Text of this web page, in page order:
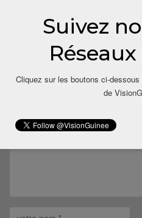
LAISSER UN COMMENTAIRE
Votre adresse email
Suivez
Cliquez sur les boutons ci-
de